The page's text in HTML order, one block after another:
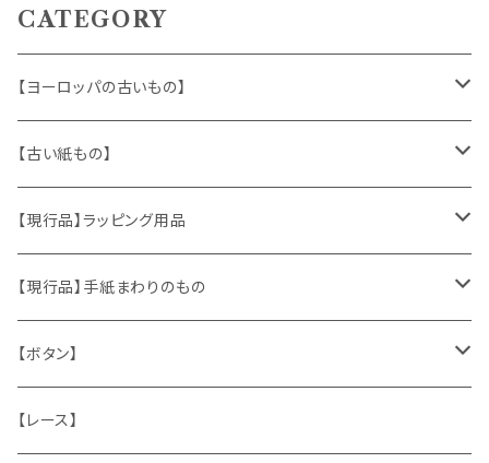
CATEGORY
【ヨーロッパの古いもの】
ヴィンテージアクセサリー
おもちゃ、ぬいぐるみ
くま、テディベア
うさぎ
ヴィンテージファブリック
ハンドメイド製品
お部屋に飾るもの
【古い紙もの】
切手、FDC
ポストカード、カレンダー
マッチラベル、食品ラベル
蔵書票、荷札、ビュバー、伝票
【現行品】ラッピング用品
伝票、タグ、シール
袋、ラッピングペーパー
ひも、テープ
【現行品】手紙まわりのもの
封筒、ポストカード
切手
【ボタン】
木
【レース】